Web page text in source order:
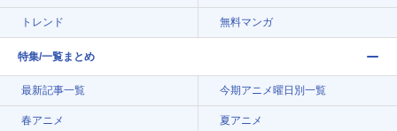
トレンド 無料マンガ
特集/一覧まとめ
最新記事一覧 今期アニメ曜日別一覧
春アニメ 夏アニメ